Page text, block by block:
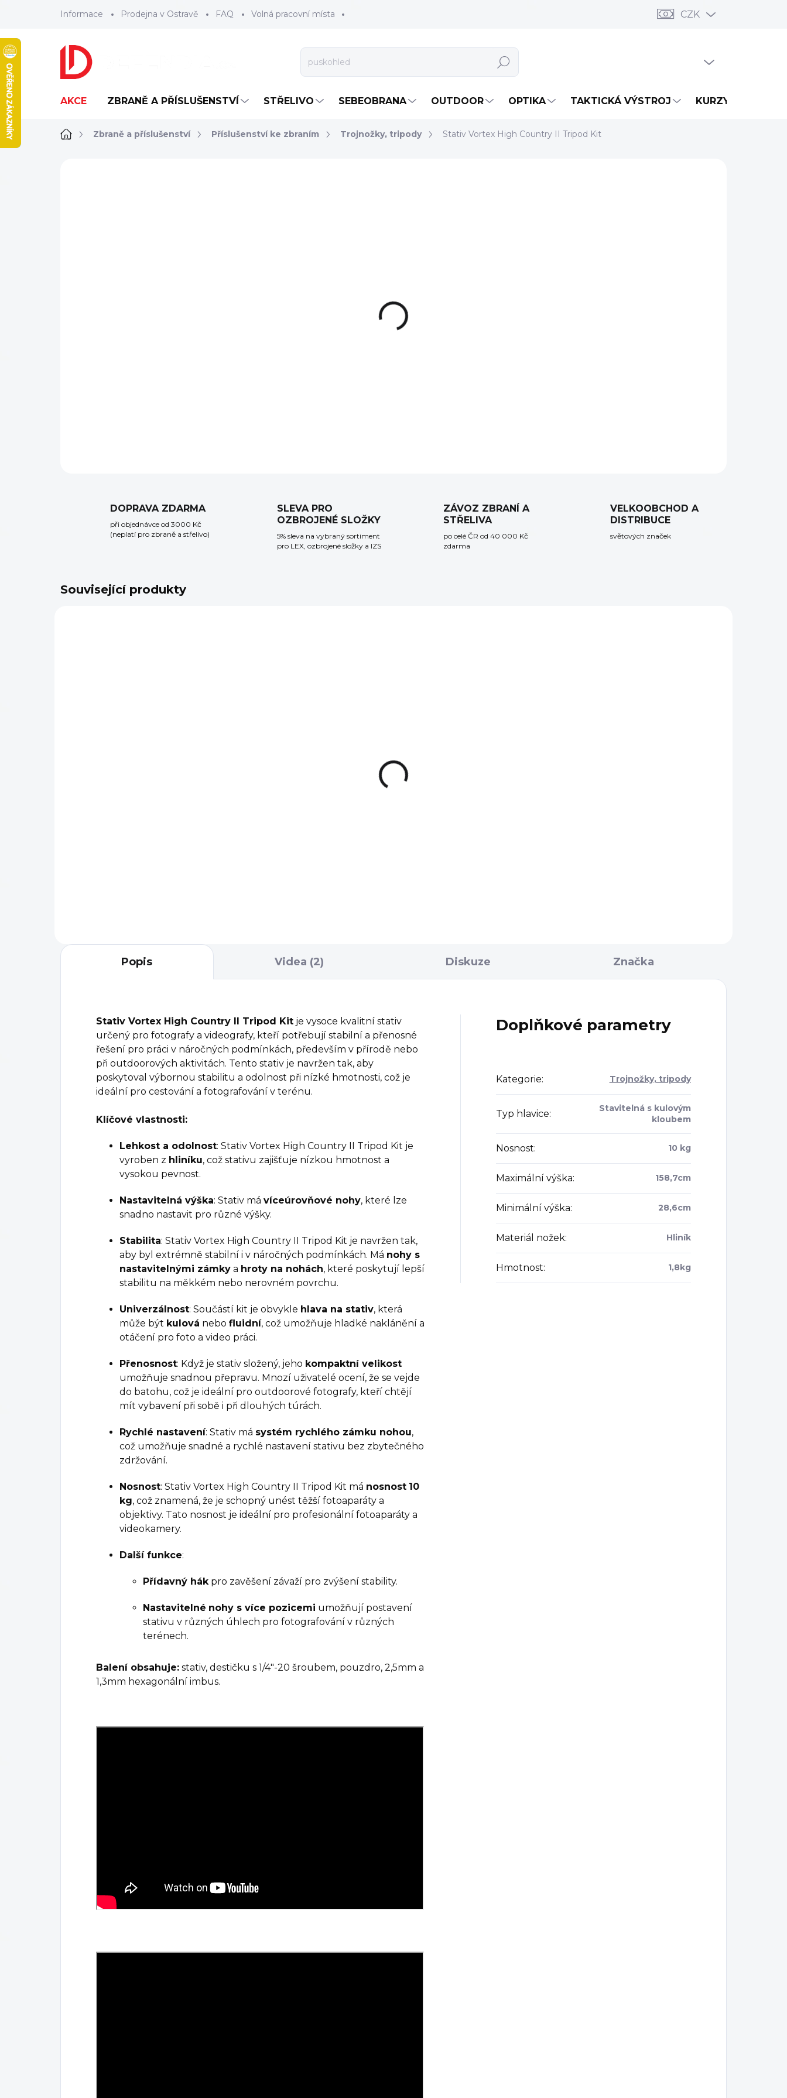
Informace Prodejna v Ostravě FAQ Volná pracovní místa CZK
Hledat
AKCE ZBRANĚ A PŘÍSLUŠENSTVÍ STŘELIVO SEBEOBRANA OUTDOOR OPTIKA TAKTICKÁ VÝSTROJ KURZY
DomůZbraně a příslušenství Příslušenství ke zbraním Trojnožky, tripody Stativ Vortex High Country II Tripod Kit
Stativ Vortex High Country II Tripod Kit
DOPRAVA ZDARMA
při objednávce od 3000 Kč
(neplatí pro zbraně a střelivo)
SLEVA PRO
OZBROJENÉ SLOŽKY
5% sleva na vybraný sortiment
pro LEX, ozbrojené složky a IZS
ZÁVOZ ZBRANÍ A
STŘELIVA
po celé ČR od 40 000 Kč
zdarma
VELKOOBCHOD A
DISTRIBUCE
světových značek
Související produkty
Popis Videa (2) Diskuze Značka
Stativ Vortex High Country II Tripod Kit je vysoce kvalitní stativ
určený pro fotografy a videografy, kteří potřebují stabilní a přenosné
řešení pro práci v náročných podmínkách, především v přírodě nebo
při outdoorových aktivitách. Tento stativ je navržen tak, aby
poskytoval výbornou stabilitu a odolnost při nízké hmotnosti, což je
ideální pro cestování a fotografování v terénu.
Klíčové vlastnosti:
Lehkost a odolnost: Stativ Vortex High Country II Tripod Kit je
vyroben z hliníku, což stativu zajišťuje nízkou hmotnost a
vysokou pevnost.
Nastavitelná výška: Stativ má víceúrovňové nohy, které lze
snadno nastavit pro různé výšky.
Stabilita: Stativ Vortex High Country II Tripod Kit je navržen tak,
aby byl extrémně stabilní i v náročných podmínkách. Má nohy s
nastavitelnými zámky a hroty na nohách, které poskytují lepší
stabilitu na měkkém nebo nerovném povrchu.
Univerzálnost: Součástí kit je obvykle hlava na stativ, která
může být kulová nebo fluidní, což umožňuje hladké naklánění a
otáčení pro foto a video práci.
Přenosnost: Když je stativ složený, jeho kompaktní velikost
umožňuje snadnou přepravu. Mnozí uživatelé ocení, že se vejde
do batohu, což je ideální pro outdoorové fotografy, kteří chtějí
mít vybavení při sobě i při dlouhých túrách.
Rychlé nastavení: Stativ má systém rychlého zámku nohou,
což umožňuje snadné a rychlé nastavení stativu bez zbytečného
zdržování.
Nosnost: Stativ Vortex High Country II Tripod Kit má nosnost 10
kg, což znamená, že je schopný unést těžší fotoaparáty a
objektivy. Tato nosnost je ideální pro profesionální fotoaparáty a
videokamery.
Další funkce:
Přídavný hákpro zavěšení závaží pro zvýšení stability.
Nastavitelné nohy s více pozicemi umožňují postavení
stativu v různých úhlech pro fotografování v různých
terénech.
Balení obsahuje: stativ, destičku s 1/4"-20 šroubem, pouzdro, 2,5mm a
1,3mm hexagonální imbus.
Doplňkové parametry
Kategorie: Trojnožky, tripody
Typ hlavice:
Stavitelná s kulovým
kloubem
Nosnost: 10 kg
Maximální výška: 158,7cm
Minimální výška: 28,6cm
Materiál nožek: Hliník
Hmotnost: 1,8kg